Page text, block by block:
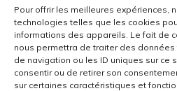
Pour offrir les meilleures expériences,
technologies telles que les cookies
informations des appareils. Le fait de
nous permettra de traiter des
de navigation ou les ID uniques sur ce
consentir ou de retirer son
sur certaines caractéristiques et
Comment
t-il le RGPD et
légale ?